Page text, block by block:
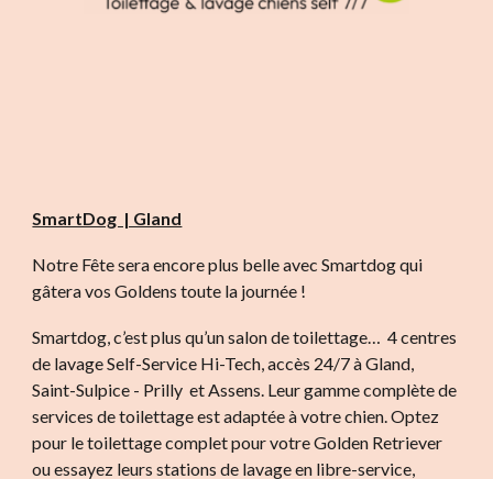
SmartDog | Gland
Notre Fête sera encore plus belle avec Smartdog qui
gâtera vos Goldens toute la journée !
Smartdog, c’est plus qu’un salon de toilettage… 4 centres
de lavage Self-Service Hi-Tech, accès 24/7 à Gland,
Saint-Sulpice - Prilly et Assens. Leur gamme complète de
services de toilettage est adaptée à votre chien. Optez
pour le toilettage complet pour votre Golden Retriever
ou essayez leurs stations de lavage en libre-service,